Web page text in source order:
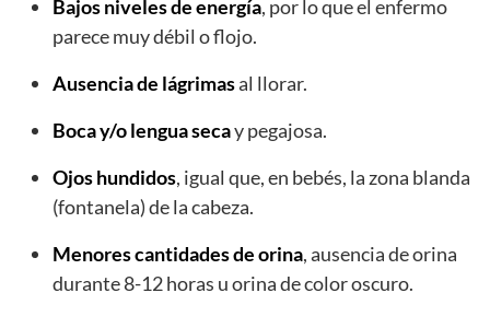
Bajos niveles de energía, por lo que el enfermo
parece muy débil o flojo.
Ausencia de lágrimasal llorar.
Boca y/o lengua secay pegajosa.
Ojos hundidos, igual que, en bebés, la zona blanda
(fontanela) de la cabeza.
Menores cantidades de orina, ausencia de orina
durante 8-12 horas u orina de color oscuro.